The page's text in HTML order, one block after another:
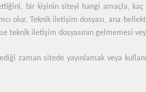
bir kişinin siteyi hangi amaçla, kaç
olur. Teknik iletişim dosyası, ana
teknik iletişim dosyasının gelmemesi
zaman sitede yayınlamak veya